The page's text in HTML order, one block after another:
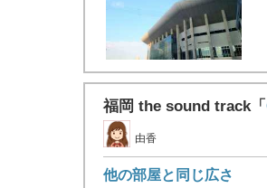
福岡 the sound track「
由香
他の部屋と同じ広さ